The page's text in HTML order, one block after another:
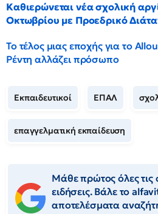
Καθιερώνεται νέα σχολική
Οκτωβρίου με Προεδρικό
Το τέλος μιας εποχής για το
Ρέντη αλλάζει πρόσωπο
Εκπαιδευτικοί ΕΠΑΛ
επαγγελματική εκπαίδευση
Μάθε πρώτος όλες τις
ειδήσεις. Βάλε το
αποτελέσματα